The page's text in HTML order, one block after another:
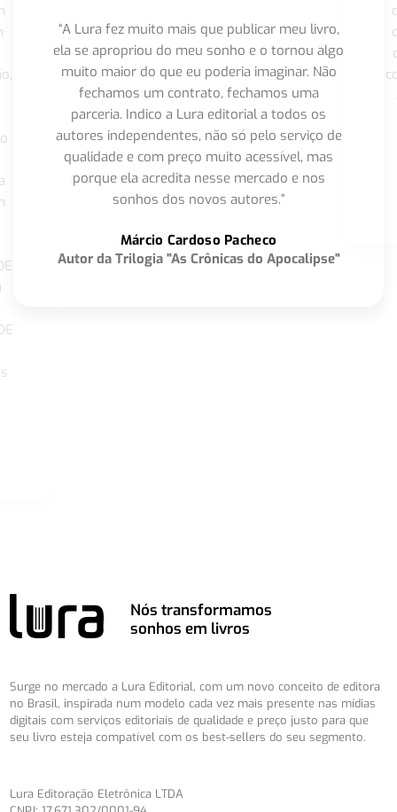
“A Lura fez muito mais que publicar meu livro,
ela se apropriou do meu sonho e o tornou algo
muito maior do que eu poderia imaginar. Não
fechamos um contrato, fechamos uma
parceria. Indico a Lura editorial a todos os
autores independentes, não só pelo serviço de
qualidade e com preço muito acessível, mas
porque ela acredita nesse mercado e nos
sonhos dos novos autores.”
Márcio Cardoso Pacheco
Autor da Trilogia "As Crônicas do Apocalipse"
Nós transformamos
sonhos em livros
Surge no mercado a Lura Editorial, com um novo conceito de editora
no Brasil, inspirada num modelo cada vez mais presente nas mídias
digitais com serviços editoriais de qualidade e preço justo para que
seu livro esteja compatível com os best-sellers do seu segmento.
Lura Editoração Eletrônica LTDA